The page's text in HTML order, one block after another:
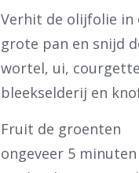
Verhit de olijfolie in
grote pan en snijd
wortel, ui,
bleekselderij en
Fruit de groenten
ongeveer 5 minuten